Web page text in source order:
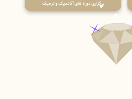
برگزاری دوره های آکادمیک و ترمیک